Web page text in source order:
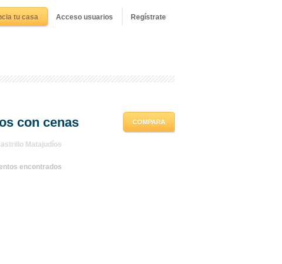
tu casa Acceso usuarios Regístrate
con cenas
Matajudíos
encontrados
COMPARA